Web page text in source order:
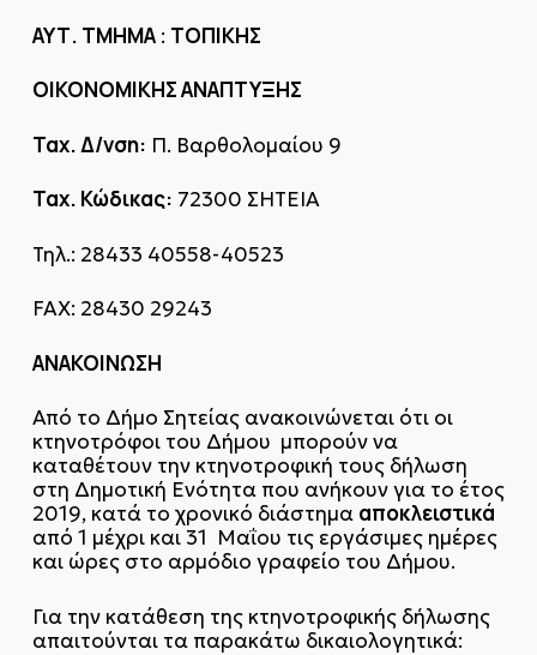
ΑΥΤ. ΤΜΗΜΑ: ΤΟΠΙΚΗΣ
ΟΙΚΟΝΟΜΙΚΗΣ ΑΝΑΠΤΥΞΗΣ
Ταχ. Δ/νση: Π. Βαρθολομαίου 9
Ταχ. Κώδικας: 72300 ΣΗΤΕΙΑ
Τηλ.: 28433 40558-40523
FAX: 28430 29243
ΑΝΑΚΟΙΝΩΣΗ
Από το Δήμο Σητείας ανακοινώνεται ότι οι
κτηνοτρόφοι του Δήμου μπορούν να
καταθέτουν την κτηνοτροφική τους δήλωση
στη Δημοτική Ενότητα που ανήκουν για το έτος
2019, κατά το χρονικό διάστημα αποκλειστικά
από 1 μέχρι και 31 Μαΐου τις εργάσιμες ημέρες
και ώρες στο αρμόδιο γραφείο του Δήμου.
Για την κατάθεση της κτηνοτροφικής δήλωσης
απαιτούνται τα παρακάτω δικαιολογητικά: